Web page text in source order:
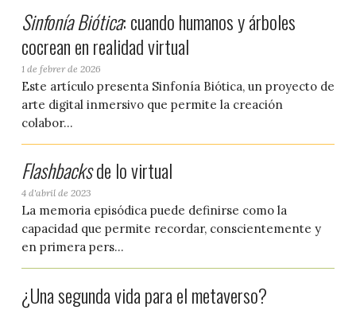
Sinfonía Biótica: cuando humanos y árboles
cocrean en realidad virtual
1 de febrer de 2026
Este artículo presenta Sinfonía Biótica, un proyecto de
arte digital inmersivo que permite la creación
colabor...
Flashbacksde lo virtual
4 d'abril de 2023
La memoria episódica puede definirse como la
capacidad que permite recordar, conscientemente y
en primera pers...
¿Una segunda vida para el metaverso?